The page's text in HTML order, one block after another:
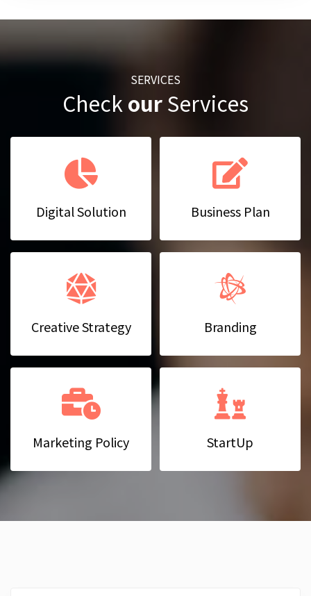
SERVICES
CheckourServices
Digital Solution Business Plan
Creative Strategy Branding
Marketing Policy StartUp